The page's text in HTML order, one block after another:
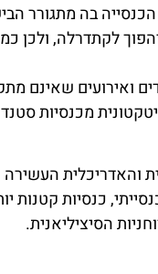
בה מתגורר
לקתדרלה, ולכן
ואירועים שאינם
מכנסיות
והאדריכלית
כנסיות קטנות
הסיציליאנית.